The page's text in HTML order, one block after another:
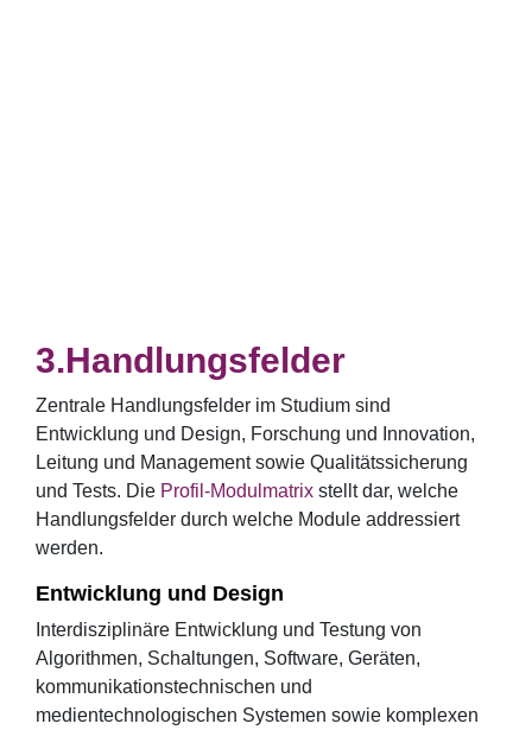
Handlungsfelder
Zentrale Handlungsfelder im Studium sind
Entwicklung und Design, Forschung und Innovation,
Leitung und Management sowie Qualitätssicherung
und Tests. Die Profil-Modulmatrix stellt dar, welche
Handlungsfelder durch welche Module addressiert
werden.
Entwicklung und Design
Interdisziplinäre Entwicklung und Testung von
Algorithmen, Schaltungen, Software, Geräten,
kommunikationstechnischen und
medientechnologischen Systemen sowie komplexen